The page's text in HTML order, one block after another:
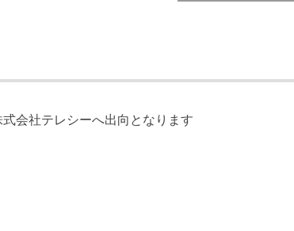
会社テレシーへ出向となります